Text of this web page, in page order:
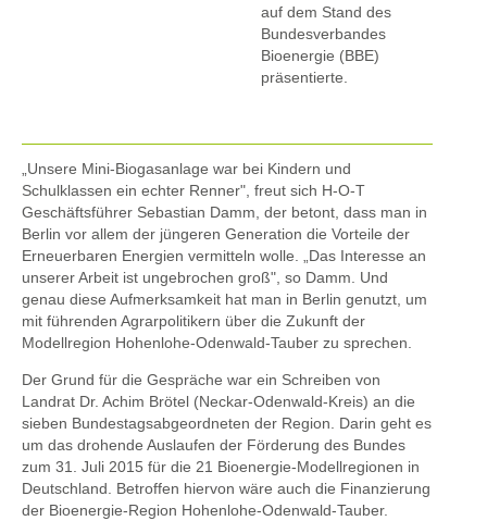
auf dem Stand des
Bundesverbandes
Bioenergie (BBE)
präsentierte.
„Unsere Mini-Biogasanlage war bei Kindern und
Schulklassen ein echter Renner", freut sich H-O-T
Geschäftsführer Sebastian Damm, der betont, dass man in
Berlin vor allem der jüngeren Generation die Vorteile der
Erneuerbaren Energien vermitteln wolle. „Das Interesse an
unserer Arbeit ist ungebrochen groß", so Damm. Und
genau diese Aufmerksamkeit hat man in Berlin genutzt, um
mit führenden Agrarpolitikern über die Zukunft der
Modellregion Hohenlohe-Odenwald-Tauber zu sprechen.
Der Grund für die Gespräche war ein Schreiben von
Landrat Dr. Achim Brötel (Neckar-Odenwald-Kreis) an die
sieben Bundestagsabgeordneten der Region. Darin geht es
um das drohende Auslaufen der Förderung des Bundes
zum 31. Juli 2015 für die 21 Bioenergie-Modellregionen in
Deutschland. Betroffen hiervon wäre auch die Finanzierung
der Bioenergie-Region Hohenlohe-Odenwald-Tauber.